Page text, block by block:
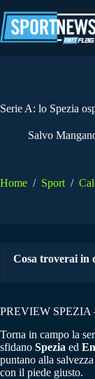
al
contenuto
Serie A: lo Spezia
Salvo
Home / Sport /
Cosa troverai in
PREVIEW SPEZIA
Torna in campo la
sfidano Spezia ed
puntano alla
con il piede giusto.